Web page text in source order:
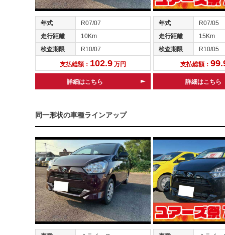
年式
R07/07
走行距離
10Km
検査期限
R10/07
支払総額： 102.9 万円
詳細はこちら
年式
R07/05
走行距離
15Km
検査期限
R10/05
支払総額：
詳細はこちら
同一形状の車種ラインアップ